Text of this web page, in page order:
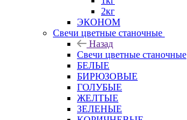
2кг
ЭКОНОМ
Свечи цветные станочные
Назад
Свечи цветные станочные
БЕЛЫЕ
БИРЮЗОВЫЕ
ГОЛУБЫЕ
ЖЕЛТЫЕ
ЗЕЛЕНЫЕ